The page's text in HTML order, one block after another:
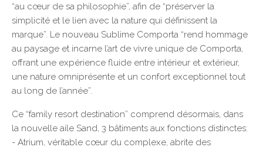
“au cœur de sa philosophie”, afin de “préserver la
simplicité et le lien avec la nature qui définissent la
marque”. Le nouveau Sublime Comporta “rend hommage
au paysage et incarne l’art de vivre unique de Comporta,
offrant une expérience fluide entre intérieur et extérieur,
une nature omniprésente et un confort exceptionnel tout
au long de l’année”.
Ce “family resort destination” comprend désormais, dans
la nouvelle aile Sand, 3 bâtiments aux fonctions distinctes:
- Atrium, véritable cœur du complexe, abrite des